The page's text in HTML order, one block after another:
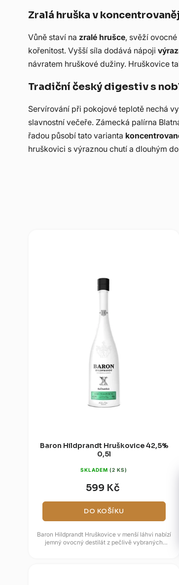
Zralá hruška v
Vůně staví na zralé hrušce, svěží
kořenitost. Vyšší síla dodává nápoji
návratem hruškové dužiny. Hruškovice
Tradiční český digestiv s
Servírování při pokojové teplotě nechá
slavnostní večeře. Zámecká palírna
řadou působí tato varianta
hruškovici s výraznou chutí a dlouhým
Baron Hildprandt Hruškovice 42,5%
0,5l
SKLADEM(2 KS)
599 Kč
DO KOŠÍKU
Baron Hildprandt Hruškovice v menší láhvi nabízí
jemný ovocný destilát z pečlivě vybraných